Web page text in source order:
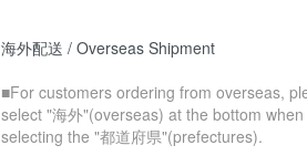
海外配送 / Overseas Shipment
■For customers ordering from overseas,
select "海外"(overseas) at the bottom when
selecting the "都道府県"(prefectures).